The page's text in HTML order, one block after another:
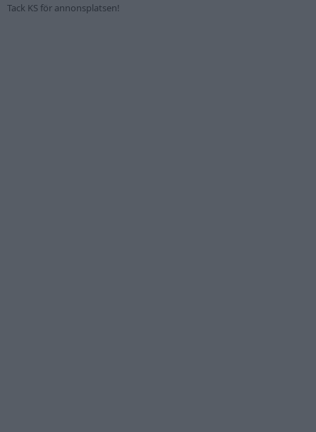
Tack KS för annonsplatsen!